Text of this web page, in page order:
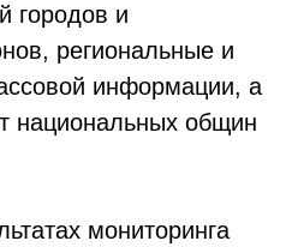
городов и
региональные и
информации, а
национальных общин
мониторинга